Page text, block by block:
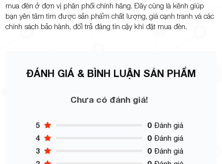
mua đèn ở đơn vị phân phối chính hãng. Đây cũng là kênh giúp
bạn yên tâm tìm được sản phẩm chất lượng, giá cạnh tranh và các
chính sách bảo hành, đổi trả đáng tin cậy khi đặt mua đèn.
ĐÁNH GIÁ & BÌNH LUẬN SẢN PHẨM
Chưa có đánh giá!
5 0 Đánh giá
4 0 Đánh giá
3 0 Đánh giá